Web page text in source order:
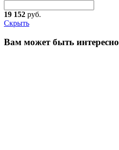
19 152 руб.
Скрыть
Вам может быть интересно